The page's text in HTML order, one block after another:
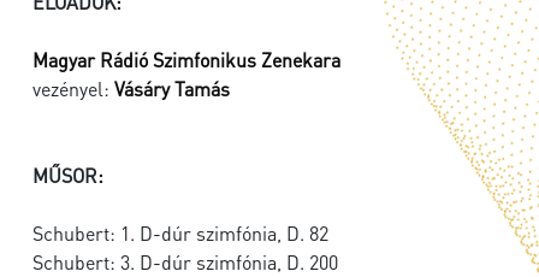
Magyar Rádió Szimfonikus Zenekara
vezényel: Vásáry Tamás
MŰSOR:
Schubert: 1. D-dúr szimfónia, D. 82
Schubert: 3. D-dúr szimfónia, D. 200